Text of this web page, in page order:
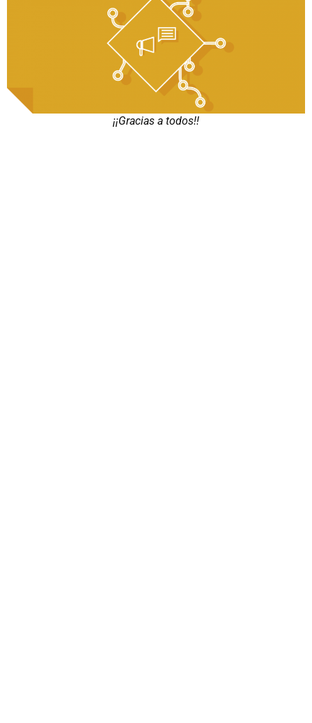
¡¡Gracias a todos!!